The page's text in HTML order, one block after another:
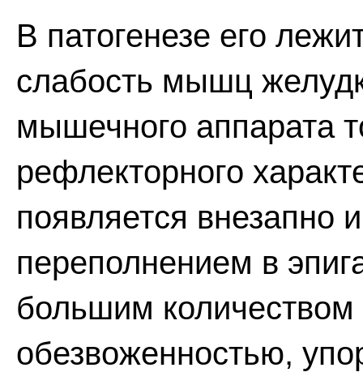
В патогенезе его
слабость мышц
мышечного аппарата
рефлекторного
появляется внезапно
переполнением в
большим
обезвоженностью,